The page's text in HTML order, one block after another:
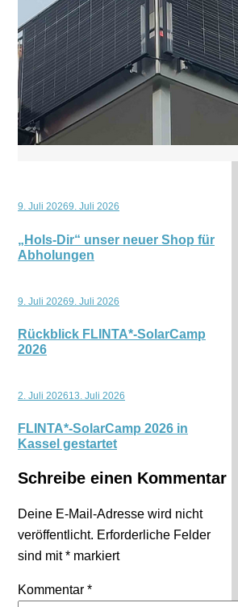
9. Juli 20269. Juli 2026
„Hols-Dir“ unser neuer Shop für
Abholungen
9. Juli 20269. Juli 2026
Rückblick FLINTA*-SolarCamp
2026
2. Juli 202613. Juli 2026
FLINTA*-SolarCamp 2026 in
Kassel gestartet
Schreibe einen Kommentar
Deine E-Mail-Adresse wird nicht
veröffentlicht. Erforderliche Felder
sind mit* markiert
Kommentar *